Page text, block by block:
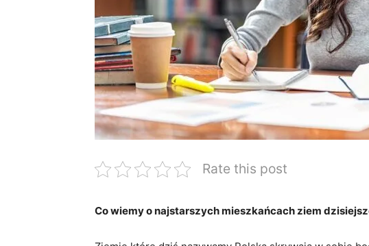
Rate this post
Co wiemy o najstarszych mieszkańcach ziem